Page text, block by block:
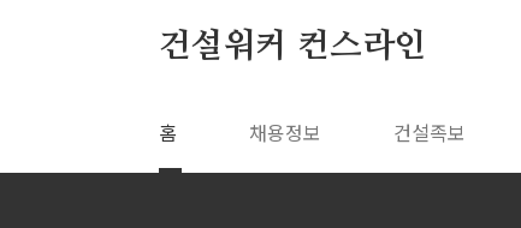
건설워커 컨스라인
홈 채용정보 건설족보